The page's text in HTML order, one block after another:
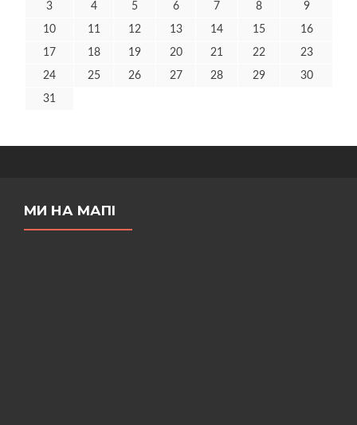
3 4 5 6 7 8 9
10 11 12 13 14 15 16
17 18 19 20 21 22 23
24 25 26 27 28 29 30
31
МИ НА МАПІ